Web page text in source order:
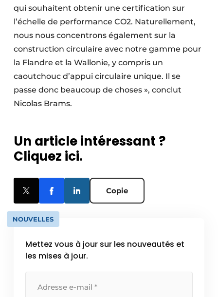
qui souhaitent obtenir une certification sur
l’échelle de performance CO2. Naturellement,
nous nous concentrons également sur la
construction circulaire avec notre gamme pour
la Flandre et la Wallonie, y compris un
caoutchouc d’appui circulaire unique. Il se
passe donc beaucoup de choses », conclut
Nicolas Brams.
Un article intéressant ?
Cliquez ici.
Copie
NOUVELLES
Mettez vous à jour sur les nouveautés et
les mises à jour.